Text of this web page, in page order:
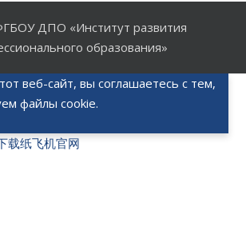
ДПО «Институт развития
образования»
веб-сайт, вы соглашаетесь с тем,
файлы cookie.
载纸飞机官网